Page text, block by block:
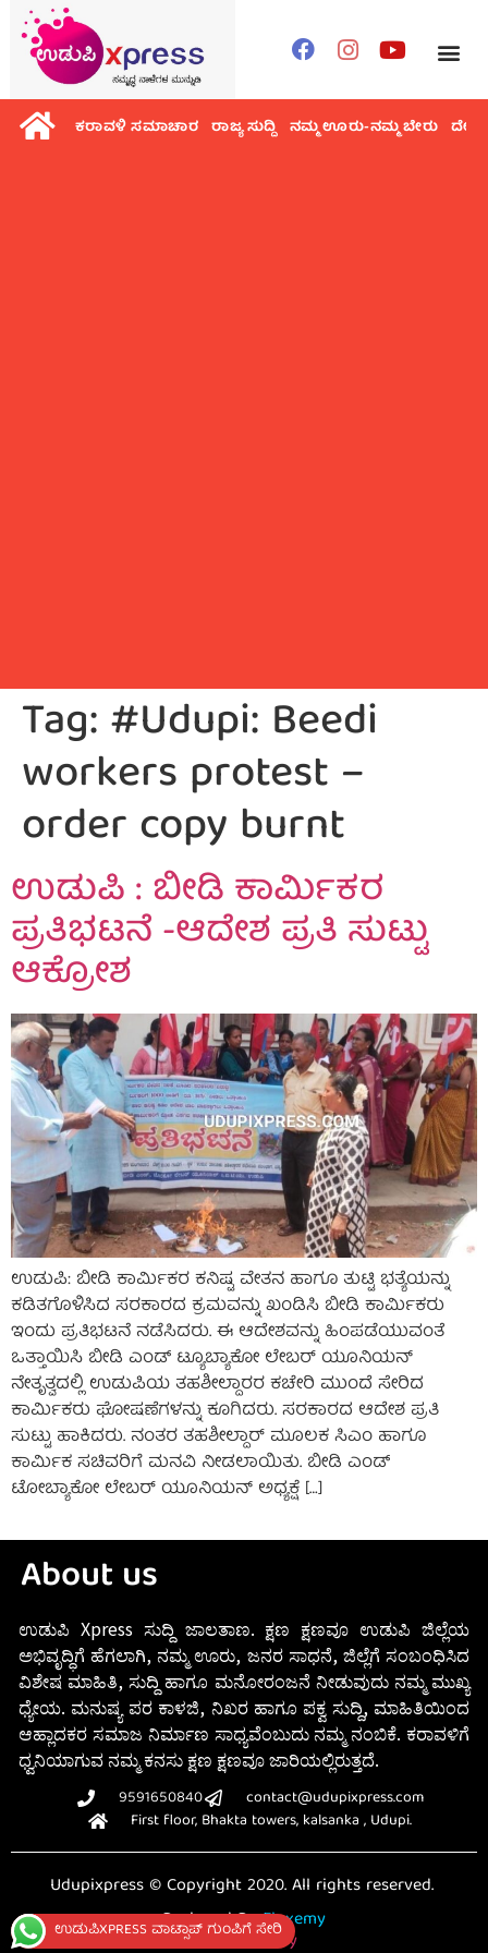
ಕರಾವಳಿ ಸಮಾಚಾರ ರಾಜ್ಯ ಸುದ್ದಿ ನಮ್ಮ ಊರು-ನಮ್ಮ ಬೇರು ದೇಶ
Tag:#Udupi: Beedi
workers protest –
order copy burnt
ಉಡುಪಿ : ಬೀಡಿ ಕಾರ್ಮಿಕರ
ಪ್ರತಿಭಟನೆ -ಆದೇಶ ಪ್ರತಿ ಸುಟ್ಟು
ಆಕ್ರೋಶ
ಉಡುಪಿ: ಬೀಡಿ ಕಾರ್ಮಿಕರ ಕನಿಷ್ಟ ವೇತನ ಹಾಗೂ ತುಟ್ಟಿ ಭತ್ಯೆಯನ್ನು
ಕಡಿತಗೊಳಿಸಿದ ಸರಕಾರದ ಕ್ರಮವನ್ನು ಖಂಡಿಸಿ ಬೀಡಿ ಕಾರ್ಮಿಕರು
ಇಂದು ಪ್ರತಿಭಟನೆ ನಡೆಸಿದರು. ಈ ಆದೇಶವನ್ನು ಹಿಂಪಡೆಯುವಂತೆ
ಒತ್ತಾಯಿಸಿ ಬೀಡಿ ಎಂಡ್ ಟ್ಯೂಬ್ಯಾಕೋ ಲೇಬರ್‌ ಯೂನಿಯನ್
ನೇತೃತ್ವದಲ್ಲಿ ಉಡುಪಿಯ ತಹಶೀಲ್ದಾರರ ಕಚೇರಿ ಮುಂದೆ ಸೇರಿದ
ಕಾರ್ಮಿಕರು ಘೋಷಣೆಗಳನ್ನು ಕೂಗಿದರು. ಸರಕಾರದ ಆದೇಶ ಪ್ರತಿ
ಸುಟ್ಟು ಹಾಕಿದರು. ನಂತರ ತಹಶೀಲ್ದಾ‌ರ್ ಮೂಲಕ ಸಿಎಂ ಹಾಗೂ
ಕಾರ್ಮಿಕ ಸಚಿವರಿಗೆ ಮನವಿ ನೀಡಲಾಯಿತು. ಬೀಡಿ ಎಂಡ್
ಟೋಬ್ಯಾಕೋ ಲೇಬರ್ ಯೂನಿಯನ್ ಅಧ್ಯಕ್ಷೆ […]
ಉಡುಪಿXPRESS ವಾಟ್ಸಾಪ್ ಗುಂಪಿಗೆ ಸೇರಿ
About us
ಉಡುಪಿ Xpress ಸುದ್ದಿ ಜಾಲತಾಣ. ಕ್ಷಣ ಕ್ಷಣವೂ ಉಡುಪಿ ಜಿಲ್ಲೆಯ
ಅಭಿವೃದ್ಧಿಗೆ ಹೆಗಲಾಗಿ, ನಮ್ಮ ಊರು, ಜನರ ಸಾಧನೆ, ಜಿಲ್ಲೆಗೆ ಸಂಬಂಧಿಸಿದ
ವಿಶೇಷ ಮಾಹಿತಿ, ಸುದ್ದಿ ಹಾಗೂ ಮನೋರಂಜನೆ ನೀಡುವುದು ನಮ್ಮ ಮುಖ್ಯ
ಧ್ಯೇಯ. ಮನುಷ್ಯ ಪರ ಕಾಳಜಿ, ನಿಖರ ಹಾಗೂ ಪಕ್ವ ಸುದ್ದಿ, ಮಾಹಿತಿಯಿಂದ
ಆಹ್ಲಾದಕರ ಸಮಾಜ ನಿರ್ಮಾಣ ಸಾಧ್ಯವೆಂಬುದು ನಮ್ಮ ನಂಬಿಕೆ. ಕರಾವಳಿಗೆ
ಧ್ವನಿಯಾಗುವ ನಮ್ಮ ಕನಸು ಕ್ಷಣ ಕ್ಷಣವೂ ಜಾರಿಯಲ್ಲಿರುತ್ತದೆ.
9591650840
contact@udupixpress.com
First floor, Bhakta towers, kalsanka , Udupi.
Udupixpress © Copyright 2020. All rights reserved.
Designed ByFluxemy
Privacy Policy